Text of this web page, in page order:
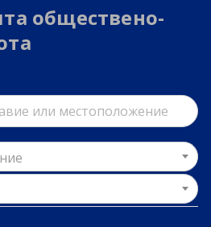
обществено-